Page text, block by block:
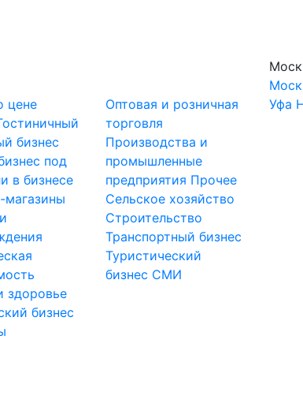
цене
бизнес
под
в бизнесе
магазины
здоровье
бизнес
Оптовая и розничная
торговля
Производства и
промышленные
предприятия Прочее
Сельское хозяйство
Строительство
Транспортный бизнес
Туристический
бизнес СМИ
Уфа